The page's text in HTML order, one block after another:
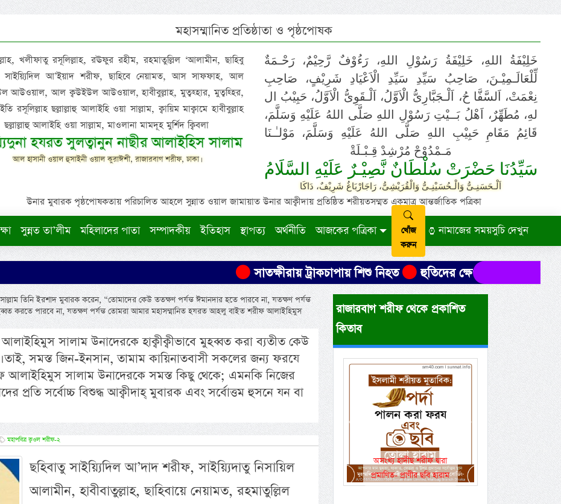
মহাসম্মানিত প্রতিষ্ঠাতা ও পৃষ্ঠপোষক
খলীফাতু রসূলিল্লাহ, রঊফুর রহীম, রহমাতুল্লিল ‘আলামীন, ছাহিবু
সাইয়্যিদিল আ’ইয়াদ শরীফ, ছাহিবে নেয়ামত, আস সাফফাহ, আল
আউওয়াল, আল ক্বউইউল আউওয়াল, হাবীবুল্লাহ, মুত্বহ্হার, মুত্বহ্হির,
রসূলিল্লাহ ছল্লাল্লাহু আলাইহি ওয়া সাল্লাম, ক্বায়িম মাক্বামে হাবীবুল্লাহ
ছল্লাল্লাহু আলাইহি ওয়া সাল্লাম, মাওলানা মামদূহ মুর্শিদ ক্বিবলা
হযরত সুলত্বানুন নাছীর আলাইহিস সালাম
আল হাসানী ওয়াল হুসাইনী ওয়াল কুরাঈশী, রাজারবাগ শরীফ, ঢাকা।
خَلِيْفَةُ اللهِ، خَلِيْفَةُ رَسُوْلِ اللهِ، رَءُوْفٌ رَّحِيْمٌ، رَحْـمَةٌ
لِّلْعَالَـمِيْـنَ، صَاحِبُ سَيِّدِ سَيِّدِ الْاَعْيَادِ شَرِيْفٍ، صَاحِبِ
نِعْمَتْ، اَلسَّفَّا حُ، اَلْـجَبَّارِىُّ الْاَوَّلُ، اَلْـقَوِىُّ الْاَوَّلُ، حَبِيْبُ ال
لهِ، مُطَهِّرٌ، اَهْلُ بَــيْتِ رَسُوْلِ اللهِ صَلَّى اللهُ عَلَيْهِ وَسَلَّمَ،
قَائِمُ مَقَامِ حَبِيْبِ اللهِ صَلَّى اللهُ عَلَيْهِ وَسَلَّمَ، مَوْلـٰـنَا
مَـمْدُوْحْ مُرْشِدْ قِـبْـلَةْ
سَيِّدُنَا حَضْرَتْ سُلْطَانٌ نَّصِيْـرٌ عَلَيْهِ السَّلَامُ
اَلْـحَسَنِـىُّ وَالْـحُسَيْنِـىُّ وَالْقُرَيْشِىُّ، رَاجَارْبَاغُ شَرِيْفٌ، دَاكَا
উনার মুবারক পৃষ্ঠপোষকতায় পরিচালিত আহলে সুন্নাত ওয়াল জামায়াত উনার আক্বীদায় প্রতিষ্ঠিত শরীয়তসম্মত একমাত্র আন্তর্জাতিক পত্রিকা
সুন্নত তা’লীম মহিলাদের পাতা সম্পাদকীয় ইতিহাস স্থাপত্য অর্থনীতি আজকের পত্রিকা
খোঁজ
করুন
নামাজের সময়সুচি দেখুন
সাতক্ষীরায় ট্রাকচাপায় শিশু নিহত হুতিদের ক্ষেপণাস্ত্র হামলায় ৩০ ইয়েমেনি
তিনি ইরশাদ মুবারক করেন, “তোমাদের কেউ ততক্ষণ পর্যন্ত ঈমানদার হতে পারবে না, যতক্ষণ পর্যন্ত
করতে পারবে না, যতক্ষণ পর্যন্ত তোমরা আমার মহাসম্মানিত হযরত আহলু বাইত শরীফ আলাইহিমুস
সালাম উনাদেরকে হাক্বীক্বীভাবে মুহব্বত করা ব্যতীত কেউ
তাই, সমস্ত জিন-ইনসান, তামাম কায়িনাতবাসী সকলের জন্য ফরযে
সালাম উনাদেরকে সমস্ত কিছু থেকে; এমনকি নিজের
প্রতি সর্বোচ্চ বিশুদ্ধ আক্বীদাহ্ মুবারক এবং সর্বোত্তম হুসনে যন বা
মহাপবিত্র ক্বওল শরীফ-২
ছহিবাতু সাইয়্যিদিল আ’দাদ শরীফ, সাইয়্যিদাতু নিসায়িল
আলামীন, হাবীবাতুল্লাহ, ছাহিবায়ে নেয়ামত, রহমাতুল্লিল
রাজারবাগ শরীফ থেকে প্রকাশিত
কিতাব
একই রানওয়েতে সামরিক-
বেসামরিক ফ্লাইট!